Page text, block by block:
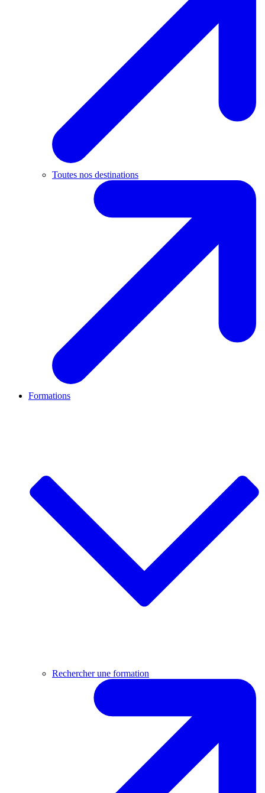
Toutes nos destinations
Formations
Rechercher une formation